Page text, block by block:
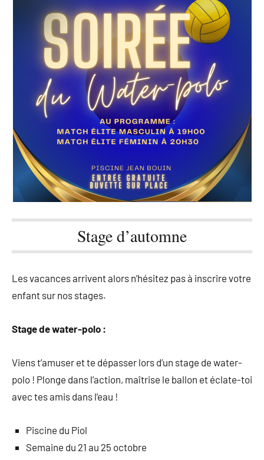
Stage d’automne
Les vacances arrivent alors n’hésitez pas à inscrire votre
enfant sur nos stages.
Stage de water-polo :
Viens t’amuser et te dépasser lors d’un stage de water-
polo ! Plonge dans l’action, maîtrise le ballon et éclate-toi
avec tes amis dans l’eau !
Piscine du Piol
Semaine du 21 au 25 octobre